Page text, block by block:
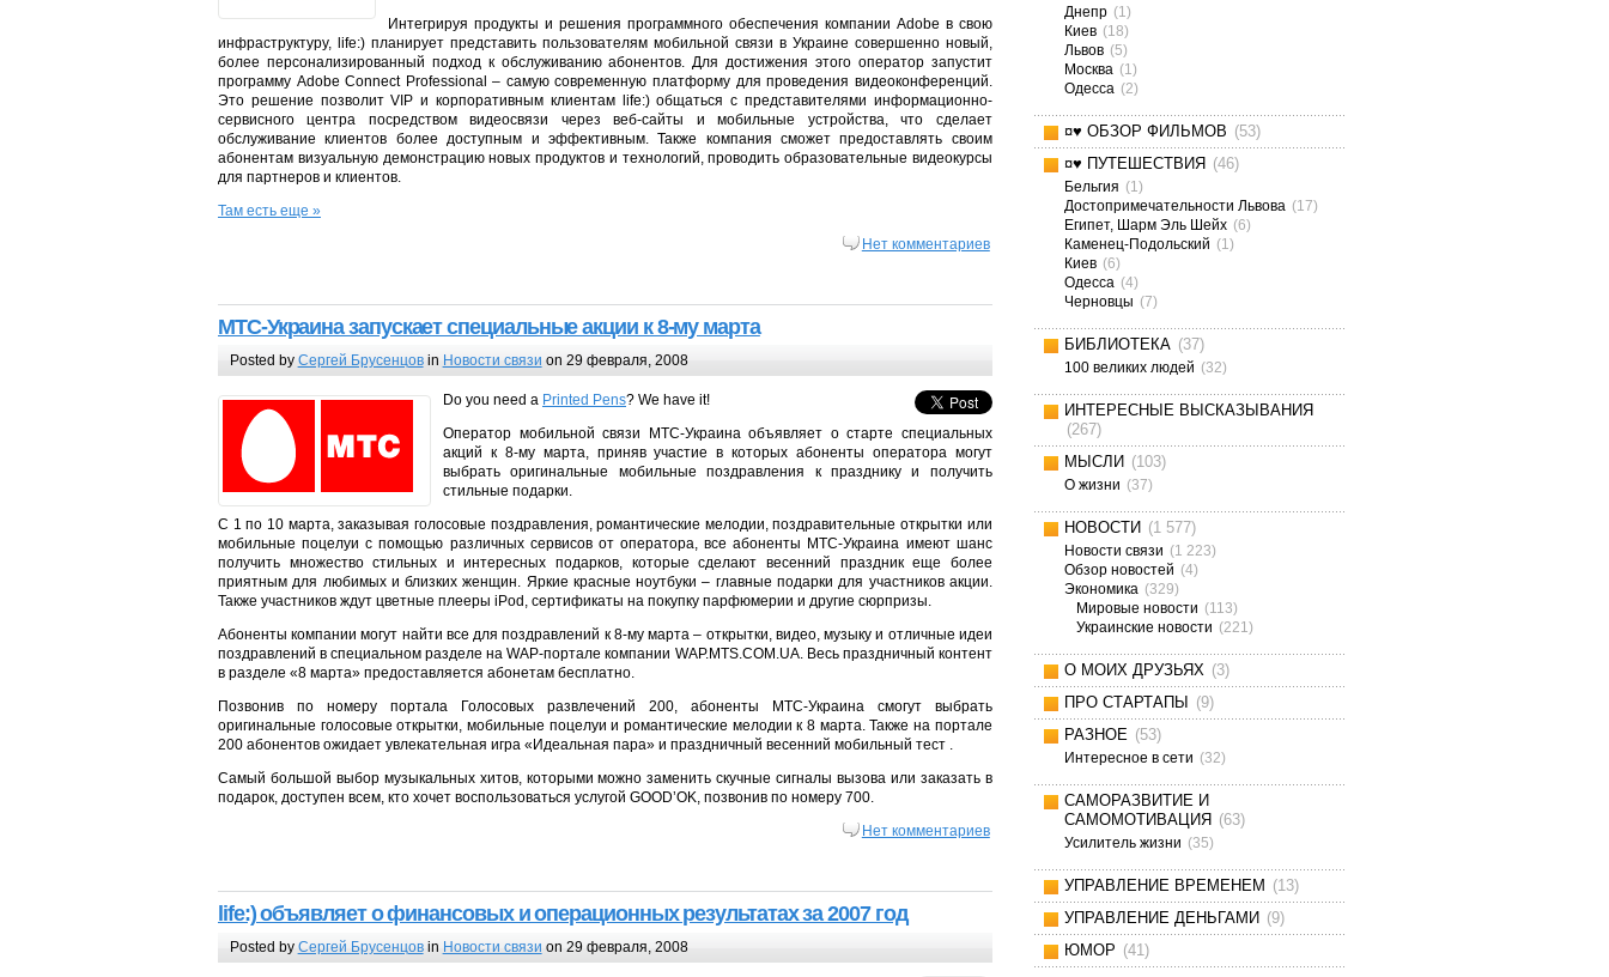
Интегрируя продукты и решения программного обеспечения компании Adobe в свою
инфраструктуру, life:) планирует представить пользователям мобильной связи в Украине совершенно новый,
более персонализированный подход к обслуживанию абонентов. Для достижения этого оператор запустит
программу Adobe Connect Professional – самую современную платформу для проведения видеоконференций.
Это решение позволит VIP и корпоративным клиентам life:) общаться с представителями информационно-
сервисного центра посредством видеосвязи через веб-сайты и мобильные устройства, что сделает
обслуживание клиентов более доступным и эффективным. Также компания сможет предоставлять своим
абонентам визуальную демонстрацию новых продуктов и технологий, проводить образовательные видеокурсы
для партнеров и клиентов.
Там есть еще »
Нет комментариев
МТС-Украина запускает специальные акции к 8-му марта
Posted by Сергей Брусенцовin Новости связи on 29 февраля, 2008
Do you need a Printed Pens? We have it!
Оператор мобильной связи МТС-Украина объявляет о старте специальных
акций к 8-му марта, приняв участие в которых абоненты оператора могут
выбрать оригинальные мобильные поздравления к празднику и получить
стильные подарки.
С 1 по 10 марта, заказывая голосовые поздравления, романтические мелодии, поздравительные открытки или
мобильные поцелуи с помощью различных сервисов от оператора, все абоненты МТС-Украина имеют шанс
получить множество стильных и интересных подарков, которые сделают весенний праздник еще более
приятным для любимых и близких женщин. Яркие красные ноутбуки – главные подарки для участников акции.
Также участников ждут цветные плееры iPod, сертификаты на покупку парфюмерии и другие сюрпризы.
Абоненты компании могут найти все для поздравлений к 8-му марта – открытки, видео, музыку и отличные идеи
поздравлений в специальном разделе на WAP-портале компании WAP.MTS.COM.UA. Весь праздничный контент
в разделе «8 марта» предоставляется абонетам бесплатно.
Позвонив по номеру портала Голосовых развлечений 200, абоненты МТС-Украина смогут выбрать
оригинальные голосовые открытки, мобильные поцелуи и романтические мелодии к 8 марта. Также на портале
200 абонентов ожидает увлекательная игра «Идеальная пара» и праздничный весенний мобильный тест .
Самый большой выбор музыкальных хитов, которыми можно заменить скучные сигналы вызова или заказать в
подарок, доступен всем, кто хочет воспользоваться услугой GOOD’OK, позвонив по номеру 700.
Нет комментариев
life:) объявляет о финансовых и операционных результатах за 2007 год
Posted by Сергей Брусенцовin Новости связи on 29 февраля, 2008
Днепр (1)
Киев (18)
Львов (5)
Москва (1)
Одесса (2)
¤♥ ОБЗОР ФИЛЬМОВ (53)
¤♥ ПУТЕШЕСТВИЯ (46)
Бельгия (1)
Достопримечательности Львова (17)
Египет, Шарм Эль Шейх (6)
Каменец-Подольский (1)
Киев (6)
Одесса (4)
Черновцы (7)
БИБЛИОТЕКА (37)
100 великих людей (32)
ИНТЕРЕСНЫЕ ВЫСКАЗЫВАНИЯ
(267)
МЫСЛИ (103)
О жизни (37)
НОВОСТИ (1 577)
Новости связи (1 223)
Обзор новостей (4)
Экономика (329)
Мировые новости (113)
Украинские новости (221)
О МОИХ ДРУЗЬЯХ (3)
ПРО СТАРТАПЫ (9)
РАЗНОЕ (53)
Интересное в сети (32)
САМОРАЗВИТИЕ И
САМОМОТИВАЦИЯ (63)
Усилитель жизни (35)
УПРАВЛЕНИЕ ВРЕМЕНЕМ (13)
УПРАВЛЕНИЕ ДЕНЬГАМИ (9)
ЮМОР (41)